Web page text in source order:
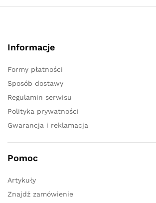
Informacje
Formy płatności
Sposób dostawy
Regulamin serwisu
Polityka prywatności
Gwarancja i reklamacja
Pomoc
Artykuły
Znajdź zamówienie